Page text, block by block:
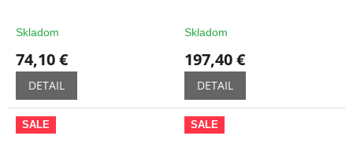
Skladom
74,10 €
DETAIL
Skladom
197,40 €
DETAIL
SALE SALE